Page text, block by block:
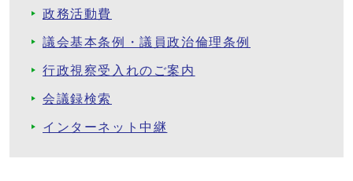
政務活動費
議会基本条例・議員政治倫理条例
行政視察受入れのご案内
会議録検索
インターネット中継